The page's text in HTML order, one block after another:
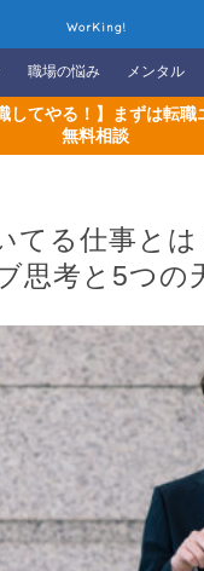
WorKing!
職場の悩み メンタル
してやる！】まずは転
無料相談
てる仕事と
思考と5つの